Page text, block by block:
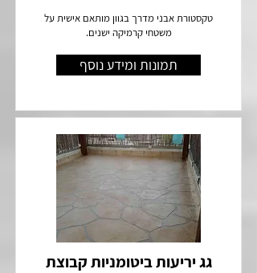
טקסטורת אבני מדרך בגוון מותאם אישית על
משטחי קרמיקה ישנים.
תמונות ומידע נוסף
גג יריעות ביטומניות קבוצת